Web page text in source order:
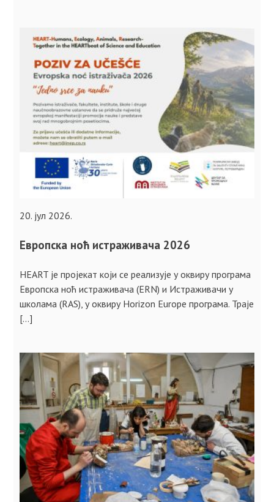
20. јул 2026.
Европска ноћ истраживача 2026
HEART је пројекат који се реализује у оквиру програма
Европска ноћ истраживача (ERN) и Истраживачи у
школама (RAS), у оквиру Horizon Europe програма. Траје
[…]